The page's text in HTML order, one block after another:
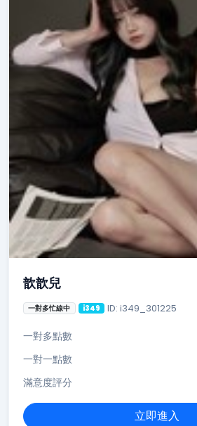
歆歆兒
一對多忙線中 i349 ID: i349_301225
一對多點數
一對一點數
滿意度評分
立即進入